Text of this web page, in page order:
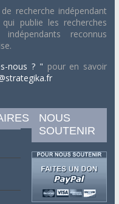
recherche indépendant
publie les recherches
reconnus
nous ? " pour en savoir
NOUS
SOUTENIR